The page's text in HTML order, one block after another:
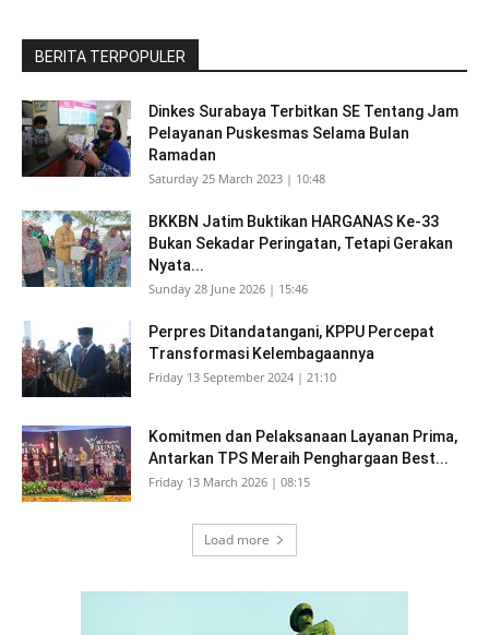
BERITA TERPOPULER
Dinkes Surabaya Terbitkan SE Tentang Jam
Pelayanan Puskesmas Selama Bulan
Ramadan
Saturday 25 March 2023 | 10:48
BKKBN Jatim Buktikan HARGANAS Ke-33
Bukan Sekadar Peringatan, Tetapi Gerakan
Nyata...
Sunday 28 June 2026 | 15:46
Perpres Ditandatangani, KPPU Percepat
Transformasi Kelembagaannya
Friday 13 September 2024 | 21:10
Komitmen dan Pelaksanaan Layanan Prima,
Antarkan TPS Meraih Penghargaan Best...
Friday 13 March 2026 | 08:15
Load more